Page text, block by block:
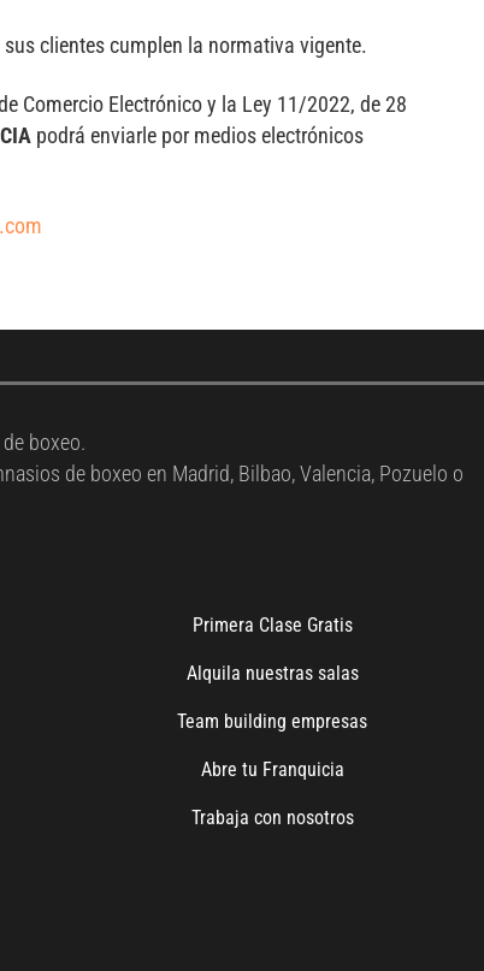
clientes cumplen la normativa vigente.
Comercio Electrónico y la Ley 11/2022, de 28
podrá enviarle por medios electrónicos
boxeo.
de boxeo en Madrid, Bilbao, Valencia, Pozuelo o
Primera Clase Gratis
Alquila nuestras salas
Team building empresas
Abre tu Franquicia
Trabaja con nosotros